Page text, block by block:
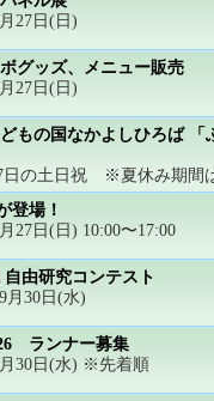
27日(日)
グッズ、メニュー販売
27日(日)
もの国なかよしひろば 「
日の土日祝 ※夏休み期間
登場！
27日(日) 10:00〜17:00
由研究コンテスト
月30日(水)
ランナー募集
30日(水) ※先着順